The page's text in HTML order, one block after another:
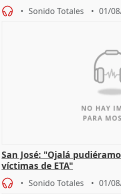
Sonido Totales 01/
San José: "Ojalá
víctimas de ETA"
Sonido Totales 01/